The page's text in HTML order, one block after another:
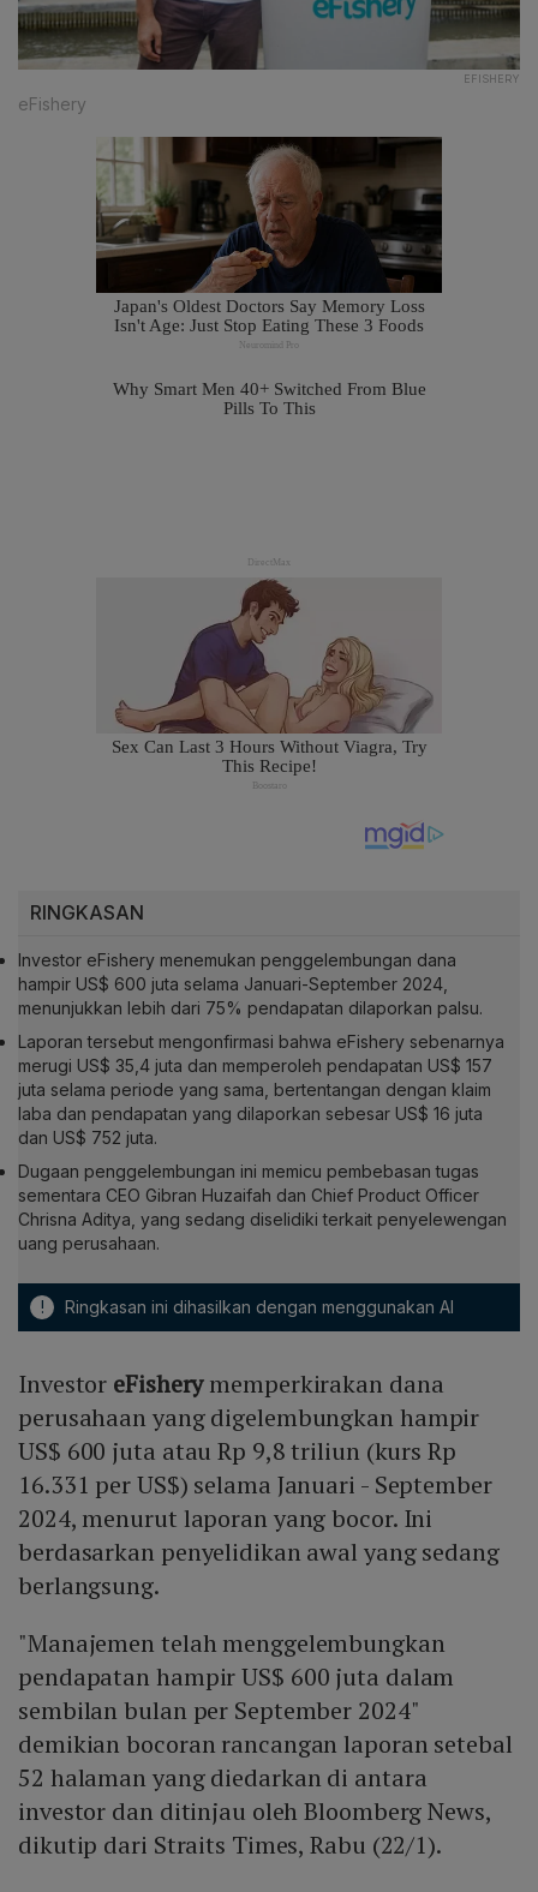
EFISHERY
eFishery
RINGKASAN
Investor eFishery menemukan penggelembungan dana
hampir US$ 600 juta selama Januari-September 2024,
menunjukkan lebih dari 75% pendapatan dilaporkan palsu.
Laporan tersebut mengonfirmasi bahwa eFishery sebenarnya
merugi US$ 35,4 juta dan memperoleh pendapatan US$ 157
juta selama periode yang sama, bertentangan dengan klaim
laba dan pendapatan yang dilaporkan sebesar US$ 16 juta
dan US$ 752 juta.
Dugaan penggelembungan ini memicu pembebasan tugas
sementara CEO Gibran Huzaifah dan Chief Product Officer
Chrisna Aditya, yang sedang diselidiki terkait penyelewengan
uang perusahaan.
! Ringkasan ini dihasilkan dengan menggunakan AI
Investor eFisherymemperkirakan dana
perusahaan yang digelembungkan hampir
US$ 600 juta atau Rp 9,8 triliun (kurs Rp
16.331 per US$) selama Januari - September
2024, menurut laporan yang bocor. Ini
berdasarkan penyelidikan awal yang sedang
berlangsung.
"Manajemen telah menggelembungkan
pendapatan hampir US$ 600 juta dalam
sembilan bulan per September 2024"
demikian bocoran rancangan laporan setebal
52 halaman yang diedarkan di antara
investor dan ditinjau oleh Bloomberg News,
dikutip dari Straits Times, Rabu (22/1).